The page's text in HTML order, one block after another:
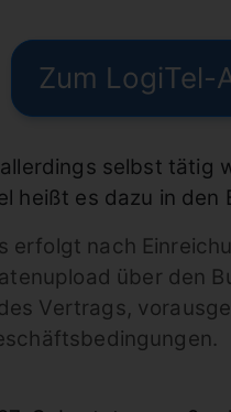
Zum LogiTel-
selbst tätig
heißt es dazu in den
erfolgt nach
über den
Vertrags,